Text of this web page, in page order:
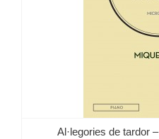
Al·legories de tardor